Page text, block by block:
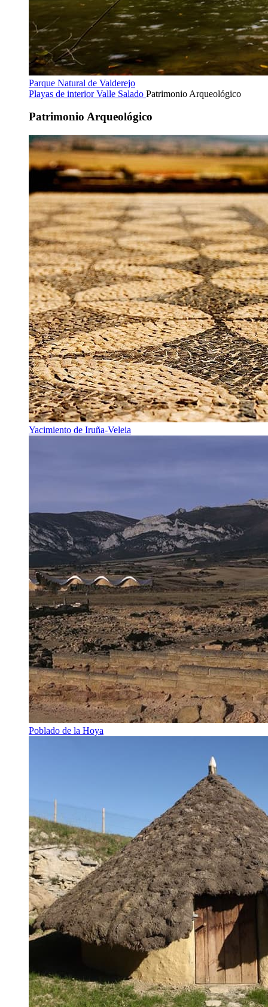
Parque Natural de Valderejo
Playas de interiorValle Salado Patrimonio Arqueológico
Patrimonio Arqueológico
Yacimiento de Iruña-Veleia
Poblado de la Hoya